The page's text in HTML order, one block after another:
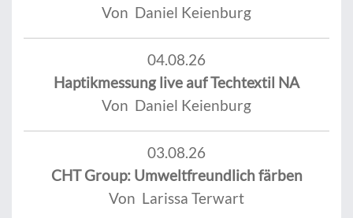
Von Daniel Keienburg
04.08.26
Haptikmessung live auf Techtextil NA
Von Daniel Keienburg
03.08.26
CHT Group: Umweltfreundlich färben
Von Larissa Terwart